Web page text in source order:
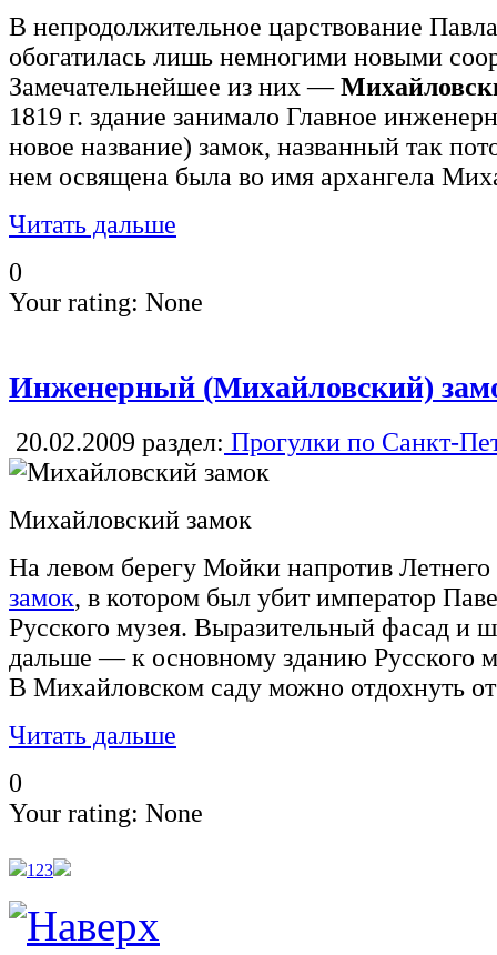
В непродолжительное царствование
обогатилась лишь немногими новыми
Замечательнейшее из них —
1819 г. здание занимало Главное
новое название) замок, названный так
нем освящена была во имя архангела
Читать дальше
0
Your rating: None
Инженерный (Михайловский)
20.02.2009 раздел: Прогулки по Санкт-
Михайловский замок
На левом берегу Мойки напротив Летнего
замок, в котором был убит император
Русского музея. Выразительный фасад и
дальше — к основному зданию Русского
В Михайловском саду можно отдохнуть
Читать дальше
0
Your rating: None
1 23